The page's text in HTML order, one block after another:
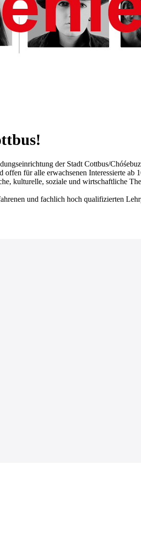
der Stadt Cottbus/
für alle erwachsenen Interessierte
kulturelle, soziale und wirtschaftliche
und fachlich hoch qualifizierten